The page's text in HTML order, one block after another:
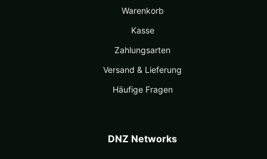
Warenkorb
Kasse
Zahlungsarten
Versand & Lieferung
Häufige Fragen
DNZ Networks